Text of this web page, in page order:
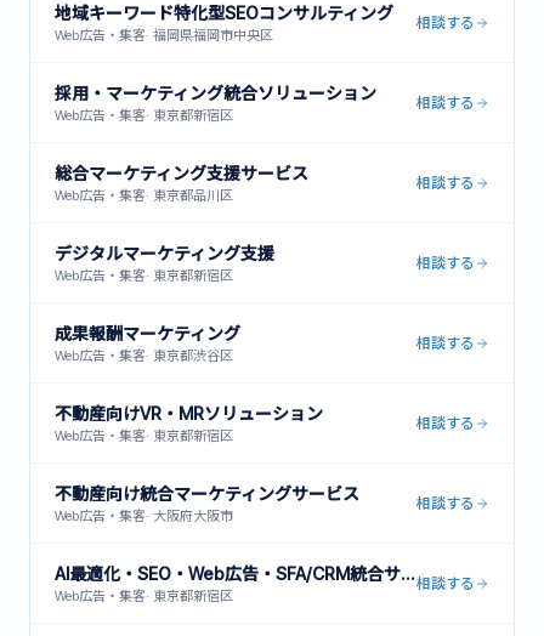
地域キーワード特化型SEOコンサルティング
Web広告・集客· 福岡県福岡市中央区
相談する
採用・マーケティング統合ソリューション
Web広告・集客· 東京都新宿区
相談する
総合マーケティング支援サービス
Web広告・集客· 東京都品川区
相談する
デジタルマーケティング支援
Web広告・集客· 東京都新宿区
相談する
成果報酬マーケティング
Web広告・集客· 東京都渋谷区
相談する
不動産向けVR・MRソリューション
Web広告・集客· 東京都新宿区
相談する
不動産向け統合マーケティングサービス
Web広告・集客· 大阪府大阪市
相談する
AI最適化・SEO・Web広告・SFA/CRM統合サービス
Web広告・集客· 東京都新宿区
相談する